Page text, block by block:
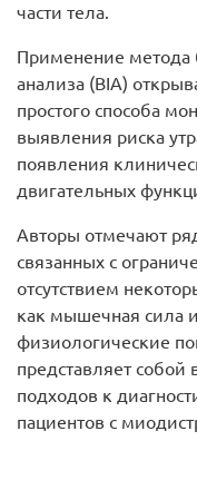
части тела.
Применение метода
анализа (BIA)
простого способа
выявления риска
появления
двигательных
Авторы отмечают
связанных с
отсутствием
как мышечная сила
физиологические
представляет
подходов к
пациентов с